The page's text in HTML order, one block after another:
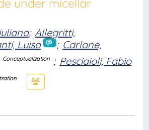
under micellar
; Allegritti,
Luisa ; Carlone,
Conceptualization ; Pesciaioli, Fabio